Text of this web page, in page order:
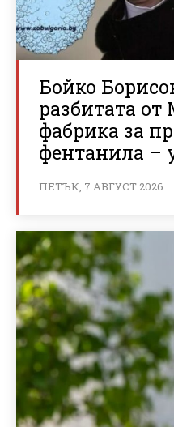
Бойко
разбитата
фабрика за
фентанила –
ПЕТЪК, 7 АВГУСТ 2026